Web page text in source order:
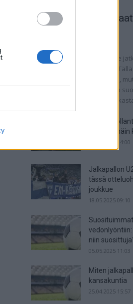
Suomen miesten maajoukkue
karsintoja vaihtelevin ottein.
ovat kolmantena lohkossaan,
ratkaisuottelut kertovat, onko
realistista unelmoida
Suomi-
TV:stä –
06.06.2025 14:00
Jalkapallon
tässä
joukkue
18.05.2025 09:10
niin
05.05.2025 11:03
Miten
kansakuntia
25.04.2025 15:57